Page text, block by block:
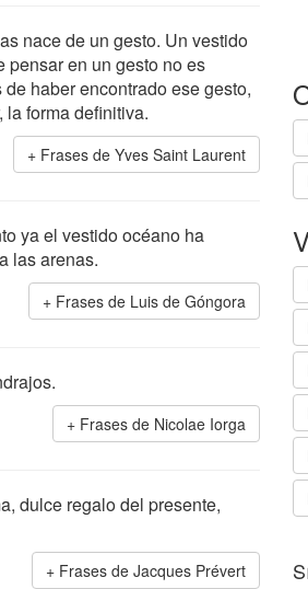
nace de un gesto. Un vestido
pensar en un gesto no es
haber encontrado ese gesto,
forma definitiva.
Frases de Yves Saint Laurent
ya el vestido océano ha
las arenas.
Frases de Luis de Góngora
Frases de Nicolae Iorga
dulce regalo del presente,
Frases de Jacques Prévert